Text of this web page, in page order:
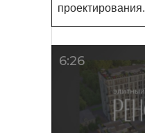
6:26
проектирования.